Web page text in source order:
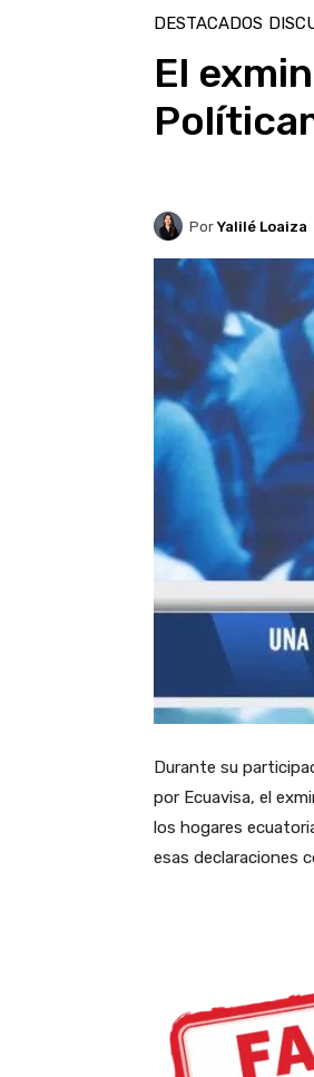
DESTACADOS
El
Por Yalilé Loaiza
Durante su
por Ecuavisa, el
los hogares
esas declaraciones